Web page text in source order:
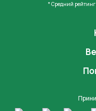
* Средний рейтинг